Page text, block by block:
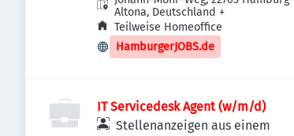
Altona, Deutschland +
Teilweise Homeoffice
HamburgerJOBS.de
IT Servicedesk Agent (w/m/d)
Stellenanzeigen aus einem